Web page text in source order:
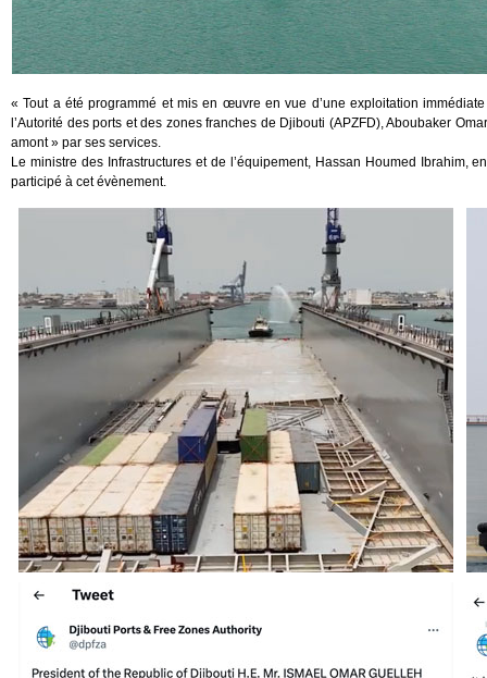
« Tout a été programmé et mis en œuvre en vue d’une exploitation
l’Autorité des ports et des zones franches de Djibouti (APZFD), Aboubaker
amont » par ses services.
Le ministre des Infrastructures et de l’équipement, Hassan Houmed Ibrahim,
participé à cet évènement.